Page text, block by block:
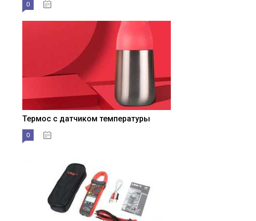
0
Термос с датчиком температуры
0